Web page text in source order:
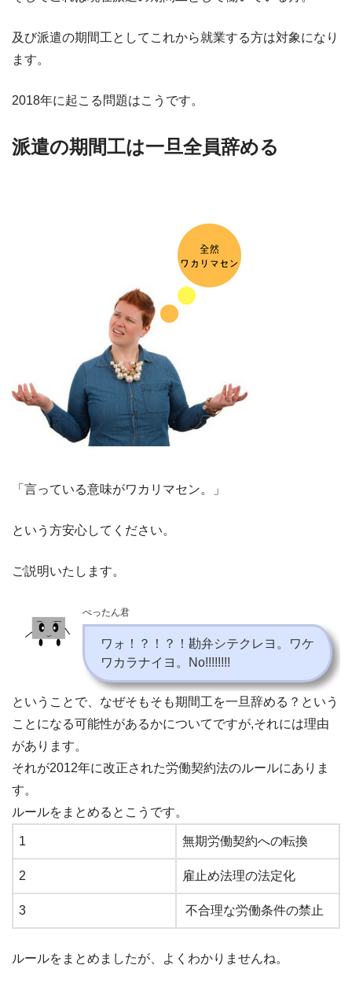
及び派遣の期間工としてこれから就業する方は対象になり
ます。
2018年に起こる問題はこうです。
派遣の期間工は一旦全員辞める
「言っている意味がワカリマセン。」
という方安心してください。
ご説明いたします。
ぺったん君
ワォ！？！？！勘弁シテクレヨ。ワケ
ワカラナイヨ。No!!!!!!!!
ということで、なぜそもそも期間工を一旦辞める？という
ことになる可能性があるかについてですが,それには理由
があります。
それが2012年に改正された労働契約法のルールにありま
す。
ルールをまとめるとこうです。
1 無期労働契約への転換
2 雇止め法理の法定化
3 不合理な労働条件の禁止
ルールをまとめましたが、よくわかりませんね。